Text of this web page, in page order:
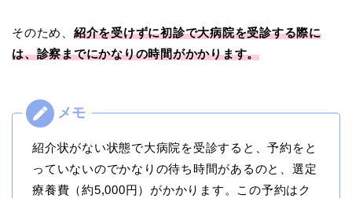
そのため、 紹介を受けずに初診で大病院を受診する際に
は、診察までにかなりの時間がかかります。
紹介状がない状態で大病院を受診すると、予約をと
っていないのでかなりの待ち時間があるのと、選定
療養費（約5,000円）がかかります。この予約はク